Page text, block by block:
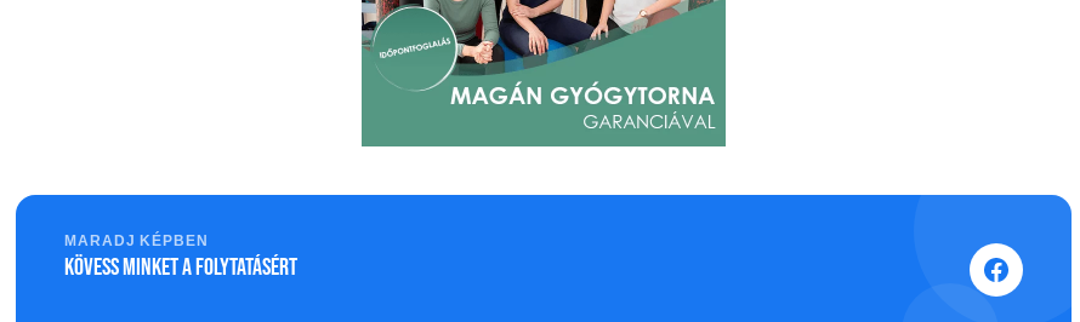
MARADJ KÉPBEN
Kövess minket a folytatásért